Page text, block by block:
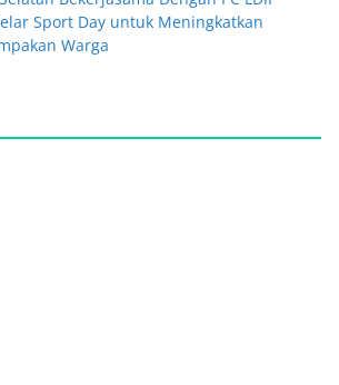
Sport Day untuk Meningkatkan
Warga